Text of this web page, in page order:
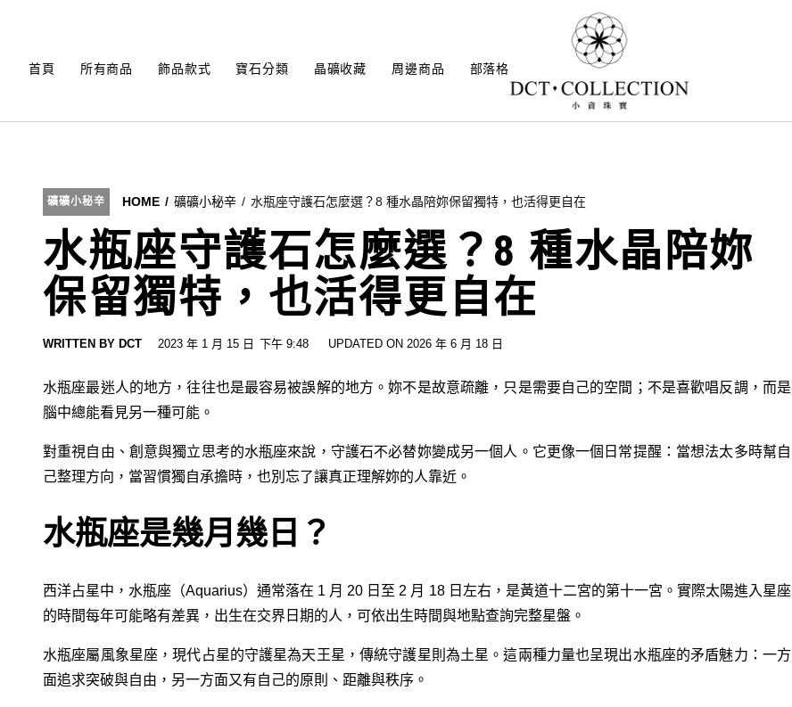
content
首頁 所有商品 飾品款式 寶石分類 晶礦收藏 周邊商品 部落格
礦礦小秘辛 HOME 礦礦小秘辛 水瓶座守護石怎麼選？8 種水晶陪妳保留獨特，也活得更自在
水瓶座守護石怎麼選？8 種水晶陪妳
保留獨特，也活得更自在
WRITTEN BY DCT 2023 年 1 月 15 日 下午 9:48 UPDATED ON 2026 年 6 月 18 日
水瓶座最迷人的地方，往往也是最容易被誤解的地方。妳不是故意疏離，只是需要自己的空間；不是喜歡唱反調，而是
腦中總能看見另一種可能。
對重視自由、創意與獨立思考的水瓶座來說，守護石不必替妳變成另一個人。它更像一個日常提醒：當想法太多時幫自
己整理方向，當習慣獨自承擔時，也別忘了讓真正理解妳的人靠近。
水瓶座是幾月幾日？
西洋占星中，水瓶座（Aquarius）通常落在 1 月 20 日至 2 月 18 日左右，是黃道十二宮的第十一宮。實際太陽進入星座
的時間每年可能略有差異，出生在交界日期的人，可依出生時間與地點查詢完整星盤。
水瓶座屬風象星座，現代占星的守護星為天王星，傳統守護星則為土星。這兩種力量也呈現出水瓶座的矛盾魅力：一方
面追求突破與自由，另一方面又有自己的原則、距離與秩序。